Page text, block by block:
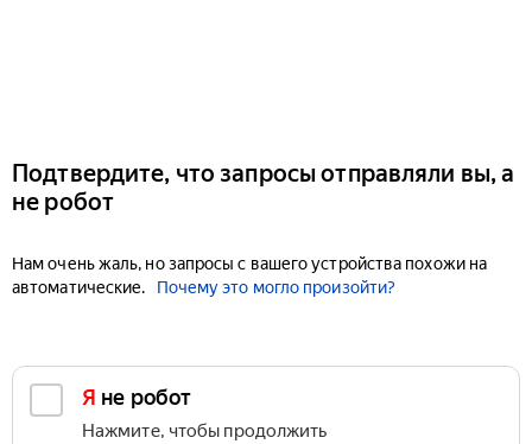
Подтвердите, что запросы отправляли вы, а
не робот
Нам очень жаль, но запросы с вашего устройства похожи на
автоматические.
Почему это могло произойти?
Я не робот
Нажмите, чтобы продолжить